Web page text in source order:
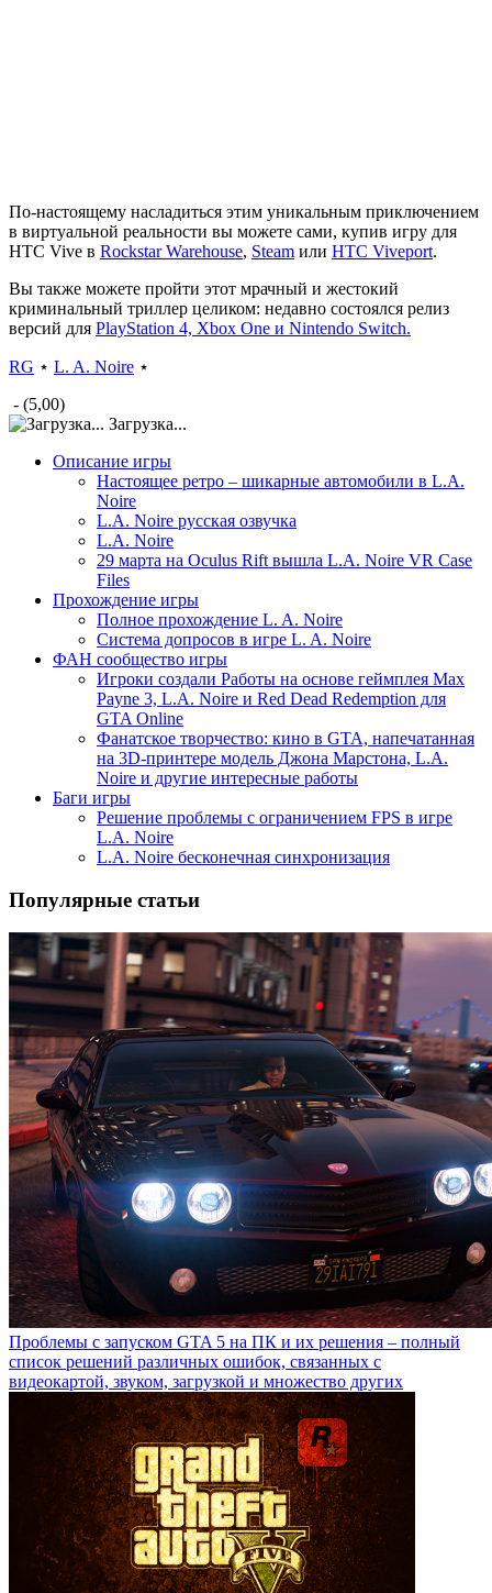
По-настоящему насладиться этим уникальным приключением
в виртуальной реальности вы можете сами, купив игру для
HTC Vive в Rockstar Warehouse, Steam или HTC Viveport.
Вы также можете пройти этот мрачный и жестокий
криминальный триллер целиком: недавно состоялся релиз
версий для PlayStation 4, Xbox One и Nintendo Switch.
RG ⋆ L. A. Noire ⋆
- (5,00)
Загрузка...
Описание игры
Настоящее ретро – шикарные автомобили в L.A.
Noire
L.A. Noire русская озвучка
L.A. Noire
29 марта на Oculus Rift вышла L.A. Noire VR Case
Files
Прохождение игры
Полное прохождение L. A. Noire
Система допросов в игре L. A. Noire
ФАН сообщество игры
Игроки создали Работы на основе геймплея Max
Payne 3, L.A. Noire и Red Dead Redemption для
GTA Online
Фанатское творчество: кино в GTA, напечатанная
на 3D-принтере модель Джона Марстона, L.A.
Noire и другие интересные работы
Баги игры
Решение проблемы с ограничением FPS в игре
L.A. Noire
L.A. Noire бесконечная синхронизация
Популярные статьи
Проблемы с запуском GTA 5 на ПК и их решения – полный
список решений различных ошибок, связанных с
видеокартой, звуком, загрузкой и множество других